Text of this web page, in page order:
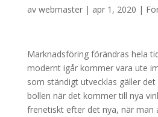
av webmaster| apr 1, 2020 |
Marknadsföring förändras hela
modernt igår kommer vara ute
som ständigt utvecklas gäller
bollen när det kommer till nya
frenetiskt efter det nya, när